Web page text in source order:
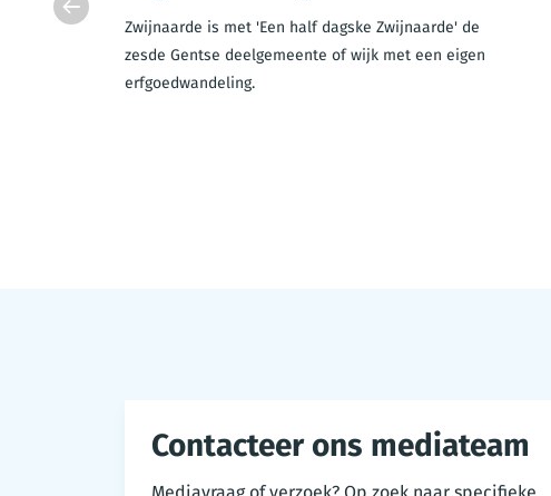
als het
Zwijnaarde is met 'Een half dagske Zwijnaarde' de
zesde Gentse deelgemeente of wijk met een eigen
erfgoedwandeling.
Contacteer ons mediateam